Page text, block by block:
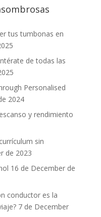
tus tumbonas en
de todas las
Personalised
2024
y rendimiento
sin
de 2023
16 de December de
conductor es la
7 de December